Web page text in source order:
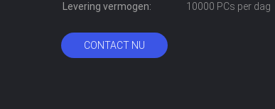
Levering vermogen:
10000 PCs per dag
CONTACT NU